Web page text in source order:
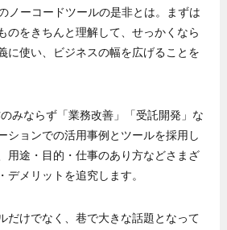
ノーコードツールの是非とは。まずは
のをきちんと理解して、せっかくなら
に使い、ビジネスの幅を広げることを
みならず「業務改善」「受託開発」な
ションでの活用事例とツールを採用し
用途・目的・仕事のあり方などさまざ
デメリットを追究します。
だけでなく、巷で大きな話題となって